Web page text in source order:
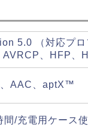
5.0 （対応プロ
AVRCP、HFP、
AAC、aptX™
間/充電用ケース